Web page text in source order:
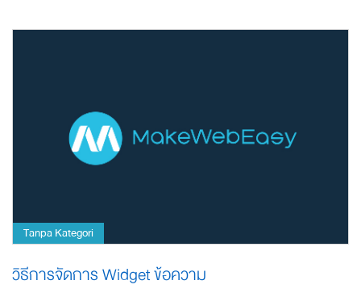
Tanpa Kategori
วิธีการจัดการ Widget ข้อความ